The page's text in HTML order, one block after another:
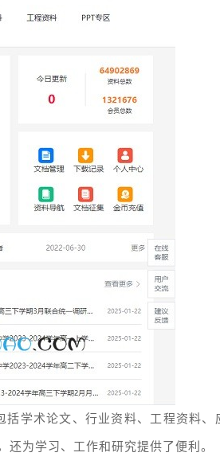
学术论文、行业资料、工程资料、
为学习、工作和研究提供了便利。